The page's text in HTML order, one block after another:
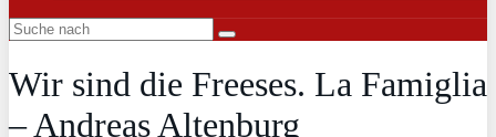
Wir sind die Freeses. La Famiglia
– Andreas Altenburg